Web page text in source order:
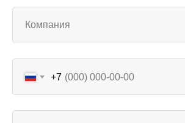
+7